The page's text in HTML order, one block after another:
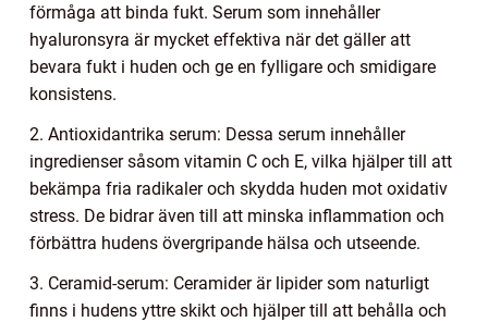
förmåga att binda fukt. Serum som innehåller
hyaluronsyra är mycket effektiva när det gäller att
bevara fukt i huden och ge en fylligare och smidigare
konsistens.
2. Antioxidantrika serum: Dessa serum innehåller
ingredienser såsom vitamin C och E, vilka hjälper till att
bekämpa fria radikaler och skydda huden mot oxidativ
stress. De bidrar även till att minska inflammation och
förbättra hudens övergripande hälsa och utseende.
3. Ceramid-serum: Ceramider är lipider som naturligt
finns i hudens yttre skikt och hjälper till att behålla och